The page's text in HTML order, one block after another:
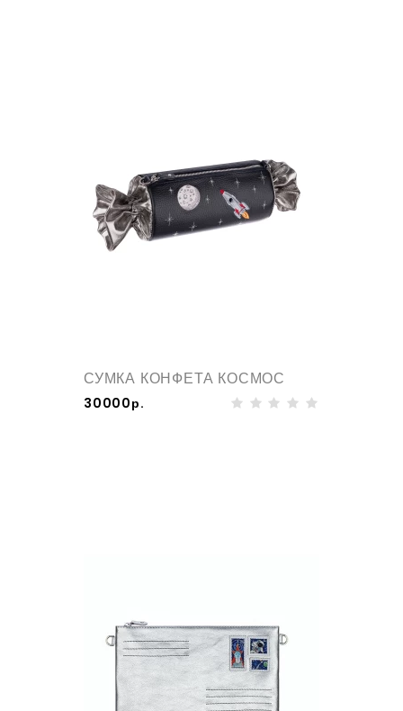
СУМКА КОНФЕТА КОСМОС
30000р.